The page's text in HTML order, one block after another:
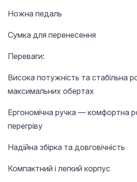
Ножна педаль
Сумка для перенесення
Переваги:
Висока потужність та стабільна
максимальних обертах
Ергономічна ручка — комфортна
перегріву
Надійна збірка та довговічність
Компактний і легкий корпус